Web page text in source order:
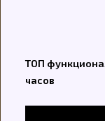
ТОП
часов